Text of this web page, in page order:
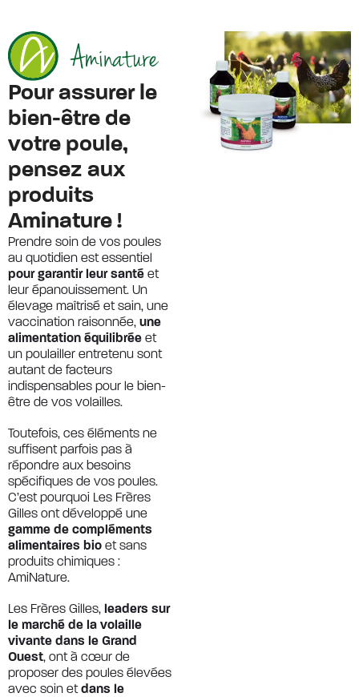
d’informations, contactez-nous !
Pour assurer le
bien-être de
votre poule,
pensez aux
produits
Aminature !
Prendre soin de vos poules
au quotidien est essentiel
pour garantir leur santé et
leur épanouissement. Un
élevage maîtrisé et sain, une
vaccination raisonnée, une
alimentation équilibrée et
un poulailler entretenu sont
autant de facteurs
indispensables pour le bien-
être de vos volailles.
Toutefois, ces éléments ne
suffisent parfois pas à
répondre aux besoins
spécifiques de vos poules.
C’est pourquoi Les Frères
Gilles ont développé une
gamme de compléments
alimentaires bio et sans
produits chimiques :
AmiNature.
Les Frères Gilles, leaders sur
le marché de la volaille
vivante dans le Grand
Ouest, ont à cœur de
proposer des poules élevées
avec soin etdans le